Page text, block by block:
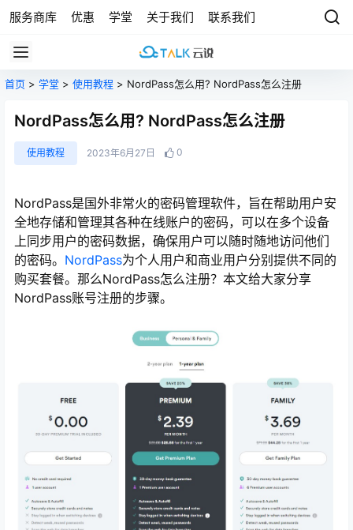
服务商库 优惠 学堂 关于我们 联系我们
首页 > 学堂 > 使用教程 > NordPass怎么用? NordPass怎么注册
NordPass怎么用? NordPass怎么注册
使用教程 2023年6月27日 0
NordPass是国外非常火的密码管理软件，旨在帮助用户安
全地存储和管理其各种在线账户的密码，可以在多个设备
上同步用户的密码数据，确保用户可以随时随地访问他们
的密码。 NordPass为个人用户和商业用户分别提供不同的
购买套餐。那么NordPass怎么注册？本文给大家分享
NordPass账号注册的步骤。